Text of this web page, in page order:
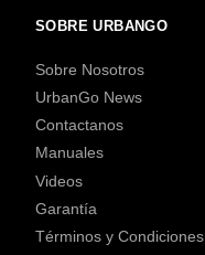
SOBRE URBANGO
Sobre Nosotros
UrbanGo News
Contactanos
Manuales
Videos
Garantía
Términos y Condiciones